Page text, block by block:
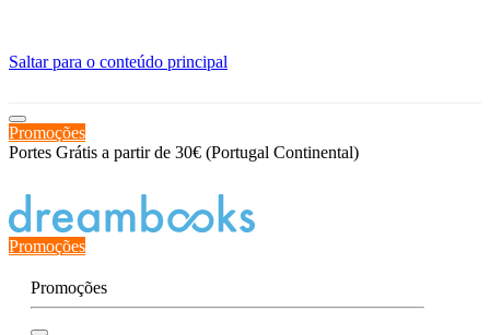
Saltar para o conteúdo principal
Promoções
Portes Grátis a partir de 30€ (Portugal Continental)
Promoções
Promoções
≡